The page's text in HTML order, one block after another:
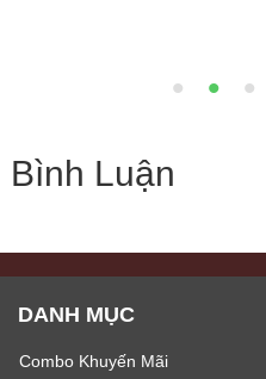
Bình Luận
DANH MỤC
Combo Khuyến Mãi